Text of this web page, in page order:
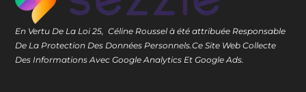
En Vertu De La Loi 25, Céline Roussel à été attribuée Responsable
De La Protection Des Données Personnels.Ce Site Web Collecte
Des Informations Avec Google Analytics Et Google Ads.